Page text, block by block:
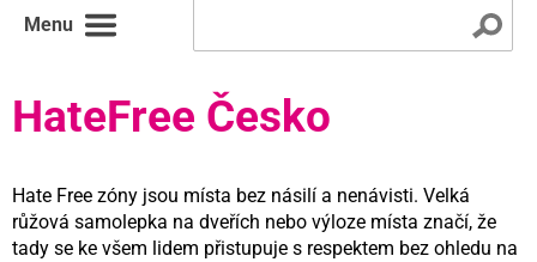
Menu
HateFree Česko
Hate Free zóny jsou místa bez násilí a nenávisti. Velká
růžová samolepka na dveřích nebo výloze místa značí, že
tady se ke všem lidem přistupuje s respektem bez ohledu na